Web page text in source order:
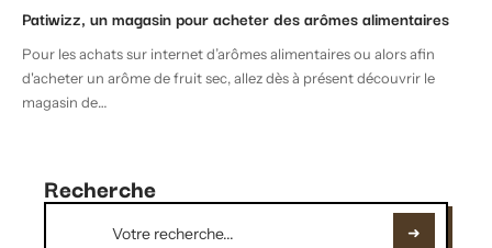
Patiwizz, un magasin pour acheter des arômes alimentaires
Pour les achats sur internet d’arômes alimentaires ou alors afin
d'acheter un arôme de fruit sec, allez dès à présent découvrir le
magasin de…
Recherche